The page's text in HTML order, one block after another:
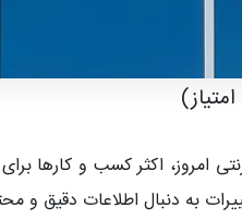
امروز، اکثر کسب و کارها برای
به دنبال اطلاعات دقیق و